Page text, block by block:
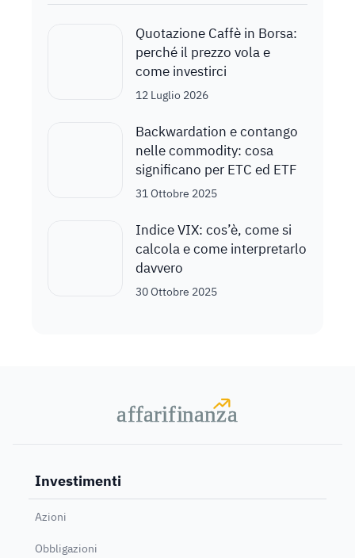
Quotazione Caffè in Borsa:
perché il prezzo vola e
come investirci
12 Luglio 2026
Backwardation e contango
nelle commodity: cosa
significano per ETC ed ETF
31 Ottobre 2025
Indice VIX: cos’è, come si
calcola e come interpretarlo
davvero
30 Ottobre 2025
affarifinanza
affarifinanza
Investimenti
Azioni
Obbligazioni